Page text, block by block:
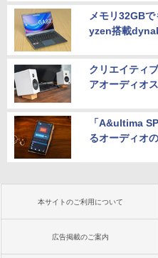
メモリ32GB
yzen搭載
クリエイティ
アオーディオ
「A&ultima
るオーディオ
本サイトのご利用について
広告掲載のご案内